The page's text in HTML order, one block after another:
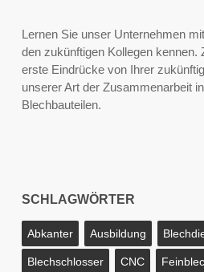
Lernen Sie unser Unternehmen
den zukünftigen Kollegen kennen.
erste Eindrücke von Ihrer
unserer Art der Zusammenarbeit
Blechbauteilen.
SCHLAGWÖRTER
Abkanter Ausbildung
Blechschlosser CNC